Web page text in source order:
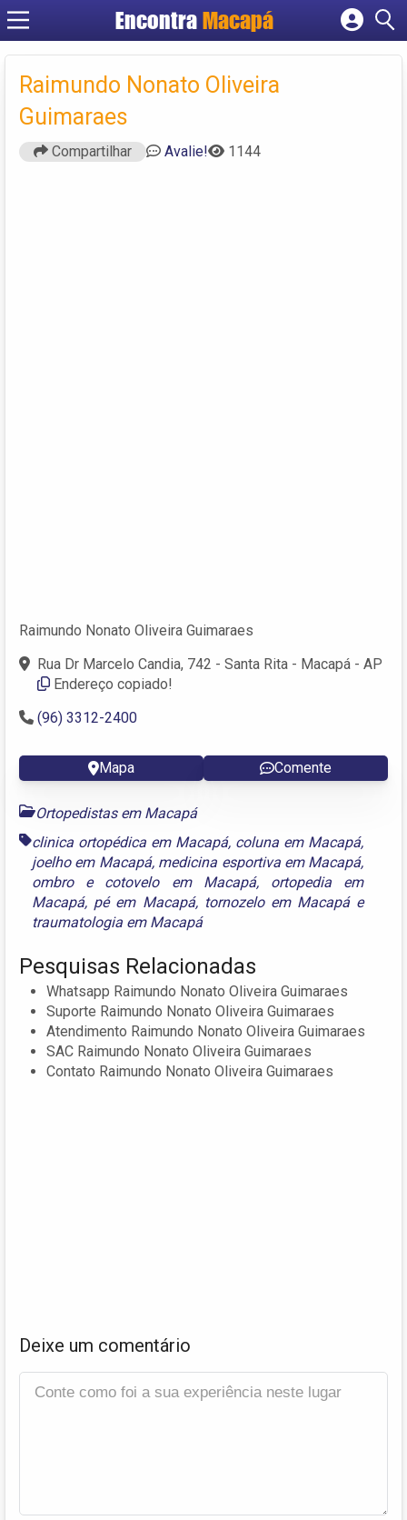
EncontraMacapá
Cadastrar empresa
Criar conta
Raimundo Nonato Oliveira
Guimaraes
Compartilhar Avalie! 1144
Raimundo Nonato Oliveira Guimaraes
Rua Dr Marcelo Candia, 742 - Santa Rita - Macapá - AP
Endereço copiado!
(96) 3312-2400
Mapa Comente
Ortopedistas em Macapá
clinica ortopédica em Macapá, coluna em Macapá,
joelho em Macapá, medicina esportiva em Macapá,
ombro e cotovelo em Macapá, ortopedia em
Macapá, pé em Macapá, tornozelo em Macapáe
traumatologia em Macapá
Pesquisas Relacionadas
Whatsapp Raimundo Nonato Oliveira Guimaraes
Suporte Raimundo Nonato Oliveira Guimaraes
Atendimento Raimundo Nonato Oliveira Guimaraes
SAC Raimundo Nonato Oliveira Guimaraes
Contato Raimundo Nonato Oliveira Guimaraes
Deixe um comentário